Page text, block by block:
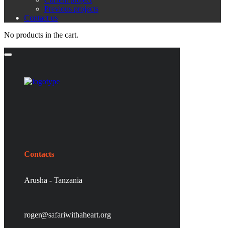
Previous projects
Contact us
No products in the cart.
Contacts
Arusha - Tanzania
roger@safariwithaheart.org